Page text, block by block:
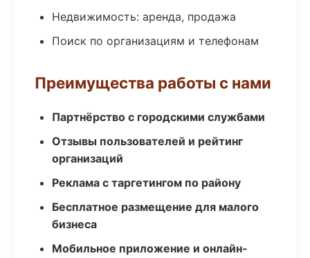
Недвижимость: аренда, продажа
Поиск по организациям и телефонам
Преимущества работы с нами
Партнёрство с городскими службами
Отзывы пользователей и рейтинг
организаций
Реклама с таргетингом по району
Бесплатное размещение для малого
бизнеса
Мобильное приложение и онлайн-